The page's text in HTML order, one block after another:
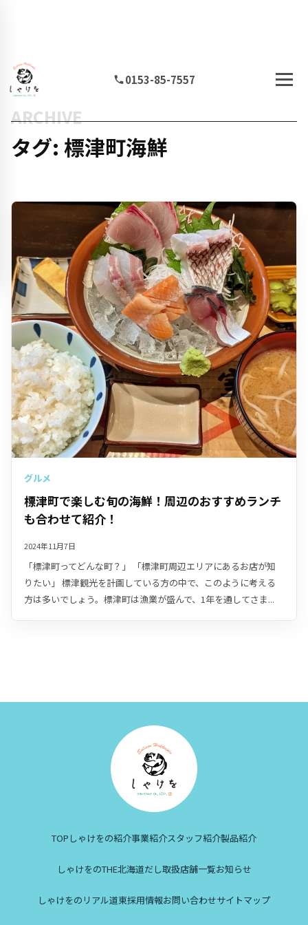
0153-85-7557
ARCHIVE
タグ: 標津町海鮮
グルメ
標津町で楽しむ旬の海鮮！周辺のおすすめランチ
も合わせて紹介！
2024年11月7日
「標津町ってどんな町？」 「標津町周辺エリアにあるお店が知
りたい」 標津観光を計画している方の中で、このように考える
方は多いでしょう。標津町は漁業が盛んで、1年を通してさま...
TOP しゃけをの紹介事業紹介スタッフ紹介製品紹介
しゃけをのTHE北海道だし取扱店舗一覧お知らせ
しゃけをのリアル道東採用情報お問い合わせサイトマップ